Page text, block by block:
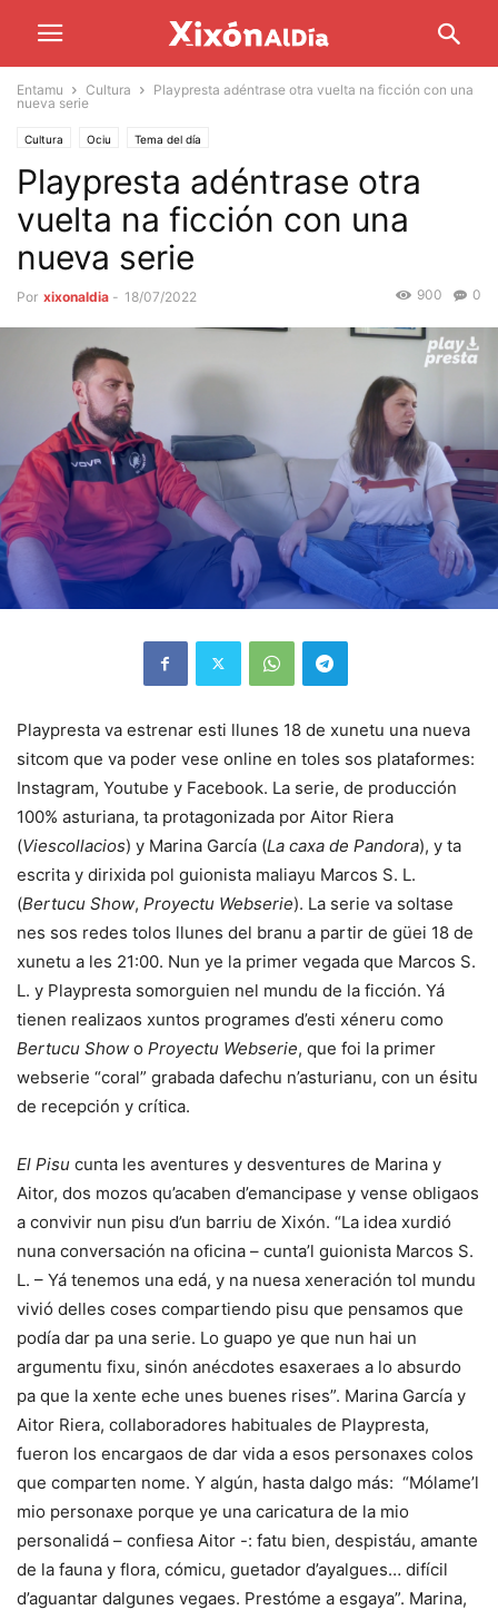
Entamu Cultura
Playpresta adéntrase otra vuelta na ficción con una
nueva serie
Cultura Ociu Tema del día
Playpresta adéntrase otra
vuelta na ficción con una
nueva serie
Por xixonaldia - 18/07/2022 0
900
Playpresta va estrenar esti llunes 18 de xunetu una nueva
sitcom que va poder vese online en toles sos plataformes:
Instagram, Youtube y Facebook. La serie, de producción
100% asturiana, ta protagonizada por Aitor Riera
(Viescollacios) y Marina García (La caxa de Pandora), y ta
escrita y dirixida pol guionista maliayu Marcos S. L.
(Bertucu Show, Proyectu Webserie). La serie va soltase
nes sos redes tolos llunes del branu a partir de güei 18 de
xunetu a les 21:00. Nun ye la primer vegada que Marcos S.
L. y Playpresta somorguien nel mundu de la ficción. Yá
tienen realizaos xuntos programes d’esti xéneru como
Bertucu Show o Proyectu Webserie, que foi la primer
webserie “coral” grabada dafechu n’asturianu, con un ésitu
de recepción y crítica.
El Pisu cunta les aventures y desventures de Marina y
Aitor, dos mozos qu’acaben d’emancipase y vense obligaos
a convivir nun pisu d’un barriu de Xixón. “La idea xurdió
nuna conversación na oficina – cunta’l guionista Marcos S.
L. – Yá tenemos una edá, y na nuesa xeneración tol mundu
vivió delles coses compartiendo pisu que pensamos que
podía dar pa una serie. Lo guapo ye que nun hai un
argumentu fixu, sinón anécdotes esaxeraes a lo absurdo
pa que la xente eche unes buenes rises”. Marina García y
Aitor Riera, collaboradores habituales de Playpresta,
fueron los encargaos de dar vida a esos personaxes colos
que comparten nome. Y algún, hasta dalgo más: “Mólame’l
mio personaxe porque ye una caricatura de la mio
personalidá – confiesa Aitor -: fatu bien, despistáu, amante
de la fauna y flora, cómicu, guetador d’ayalgues… difícil
d’aguantar dalgunes vegaes. Prestóme a esgaya”. Marina,